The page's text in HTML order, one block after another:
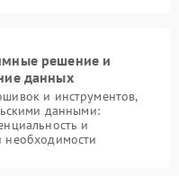
решение и
данных
и инструментов,
данными:
и
необходимости